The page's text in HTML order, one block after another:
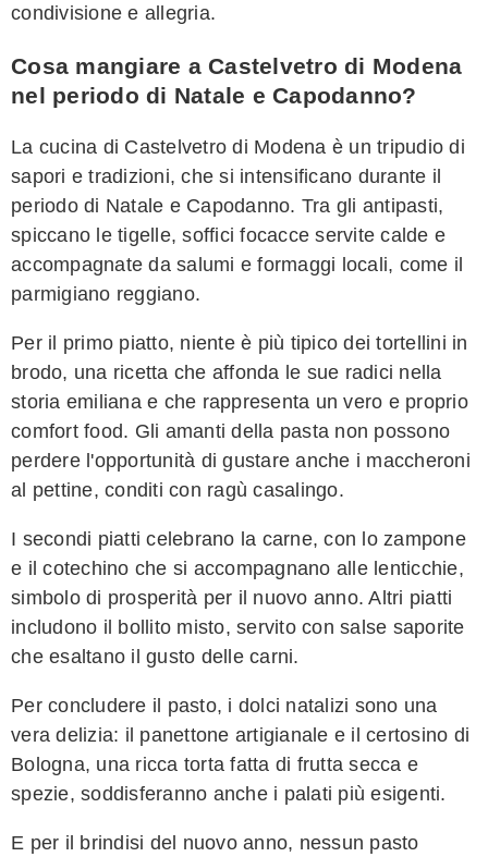
condivisione e allegria.
Cosa mangiare a Castelvetro di Modena
nel periodo di Natale e Capodanno?
La cucina di Castelvetro di Modena è un tripudio di
sapori e tradizioni, che si intensificano durante il
periodo di Natale e Capodanno. Tra gli antipasti,
spiccano le tigelle, soffici focacce servite calde e
accompagnate da salumi e formaggi locali, come il
parmigiano reggiano.
Per il primo piatto, niente è più tipico dei tortellini in
brodo, una ricetta che affonda le sue radici nella
storia emiliana e che rappresenta un vero e proprio
comfort food. Gli amanti della pasta non possono
perdere l'opportunità di gustare anche i maccheroni
al pettine, conditi con ragù casalingo.
I secondi piatti celebrano la carne, con lo zampone
e il cotechino che si accompagnano alle lenticchie,
simbolo di prosperità per il nuovo anno. Altri piatti
includono il bollito misto, servito con salse saporite
che esaltano il gusto delle carni.
Per concludere il pasto, i dolci natalizi sono una
vera delizia: il panettone artigianale e il certosino di
Bologna, una ricca torta fatta di frutta secca e
spezie, soddisferanno anche i palati più esigenti.
E per il brindisi del nuovo anno, nessun pasto